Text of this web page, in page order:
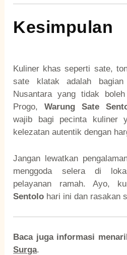
Kesimpulan
Kuliner khas seperti sate,
sate klatak adalah
Nusantara yang tidak
Progo,Warung Sate
wajib bagi pecinta kuliner
kelezatan autentik dengan
Jangan lewatkan
menggoda selera di
pelayanan ramah. Ayo,
Sentolo hari ini dan rasakan
Baca juga informasi
Surga.